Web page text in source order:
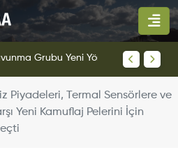
Piyadeleri, Termal Sensörlere ve
Yeni Kamuflaj Pelerini İçin